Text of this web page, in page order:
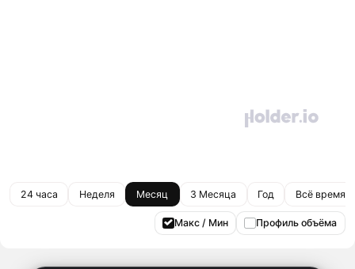
24 часа Неделя Месяц 3 Месяца Год Всё время
Макс / Мин Профиль объёма